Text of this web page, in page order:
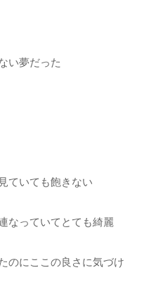
い夢だった
ていても飽きない
なっていてとても綺麗
のにここの良さに気づけ